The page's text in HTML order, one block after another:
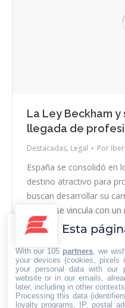
La Ley Beckham
llegada de
Destacadas, Legal Por
España se consolidó en
destino atractivo para
buscan desarrollar su
interés se vincula con
incentivos para
trasladan al país por
herramientas se
conocido como…
Esta
With our 105 partners , we
your devices (cookies, pixels
your personal data with our
website or in our emails,
later, including in other contexts.
Processing this data
loyalty programs, IP, postal